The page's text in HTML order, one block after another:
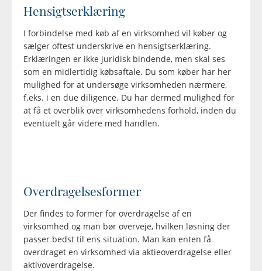
Hensigtserklæring
I forbindelse med køb af en virksomhed vil køber og
sælger oftest underskrive en hensigtserklæring.
Erklæringen er ikke juridisk bindende, men skal ses
som en midlertidig købsaftale. Du som køber har her
mulighed for at undersøge virksomheden nærmere,
f.eks. i en due diligence. Du har dermed mulighed for
at få et overblik over virksomhedens forhold, inden du
eventuelt går videre med handlen.
Overdragelsesformer
Der findes to former for overdragelse af en
virksomhed og man bør overveje, hvilken løsning der
passer bedst til ens situation. Man kan enten få
overdraget en virksomhed via aktieoverdragelse eller
aktivoverdragelse.